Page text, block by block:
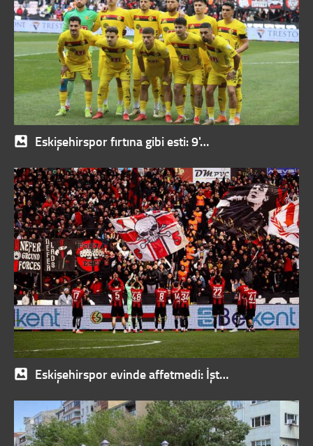
Eskişehirspor fırtına gibi esti: 9'…
Eskişehirspor evinde affetmedi: İşt…